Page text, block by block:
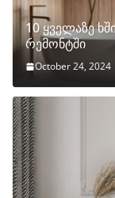
10 ყველაზე
რემონტში
October 24, 2024